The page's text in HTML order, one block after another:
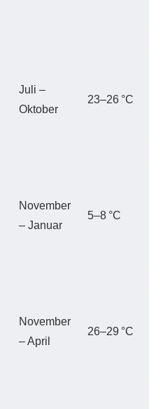
Juli –
Oktober
23–26 °C
November
– Januar
5–8 °C
November
– April
26–29 °C